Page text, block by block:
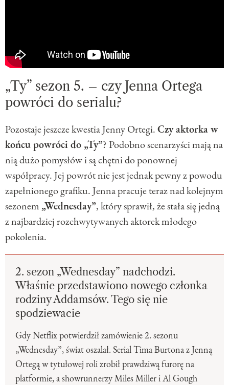
„Ty” sezon 5. – czy Jenna Ortega
powróci do serialu?
Pozostaje jeszcze kwestia Jenny Ortegi.Czy aktorka w
końcu powróci do „Ty”? Podobno scenarzyści mają na
nią dużo pomysłów i są chętni do ponownej
współpracy. Jej powrót nie jest jednak pewny z powodu
zapełnionego grafiku. Jenna pracuje teraz nad kolejnym
sezonem „Wednesday”, który sprawił, że stała się jedną
z najbardziej rozchwytywanych aktorek młodego
pokolenia.
2. sezon „Wednesday” nadchodzi.
Właśnie przedstawiono nowego członka
rodziny Addamsów. Tego się nie
spodziewacie
Gdy Netflix potwierdził zamówienie 2. sezonu
„Wednesday”, świat oszalał. Serial Tima Burtona z Jenną
Ortegą w tytułowej roli zrobił prawdziwą furorę na
platformie, a showrunnerzy Miles Miller i Al Gough